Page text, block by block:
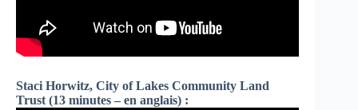
Staci Horwitz, City of Lakes Community Land
Trust (13 minutes – en anglais) :